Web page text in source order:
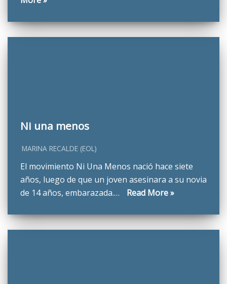
Ni una menos
MARINA RECALDE (EOL)
El movimiento Ni Una Menos nació hace siete
años, luego de que un joven asesinara a su novia
de 14 años, embarazada.…
Read More »